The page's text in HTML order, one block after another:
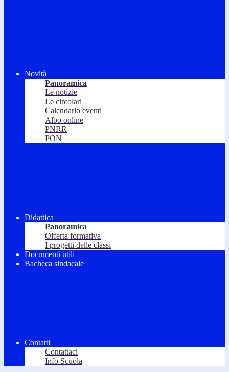
Novità
Panoramica
Le notizie
Le circolari
Calendario eventi
Albo online
PNRR
PON
Didattica
Panoramica
Offerta formativa
I progetti delle classi
Documenti utili
Bacheca sindacale
Contatti
Contattaci
Info Scuola